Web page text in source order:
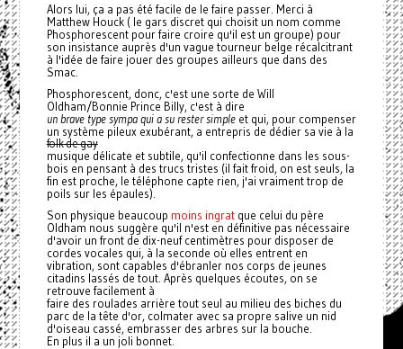
Alors lui, ça a pas été facile de le faire passer. Merci à
Matthew Houck ( le gars discret qui choisit un nom comme
Phosphorescent pour faire croire qu'il est un groupe) pour
son insistance auprès d'un vague tourneur belge récalcitrant
à l'idée de faire jouer des groupes ailleurs que dans des
Smac.
Phosphorescent, donc, c'est une sorte de Will
Oldham/Bonnie Prince Billy, c'est à dire
un brave type sympa qui a su rester simpleet qui, pour compenser
un système pileux exubérant, a entrepris de dédier sa vie à la
folk de gay
musique délicate et subtile, qu'il confectionne dans les sous-
bois en pensant à des trucs tristes (il fait froid, on est seuls, la
fin est proche, le téléphone capte rien, j'ai vraiment trop de
poils sur les épaules).
Son physique beaucoup moins ingratque celui du père
Oldham nous suggère qu'il n'est en définitive pas nécessaire
d'avoir un front de dix-neuf centimètres pour disposer de
cordes vocales qui, à la seconde où elles entrent en
vibration, sont capables d'ébranler nos corps de jeunes
citadins lassés de tout. Après quelques écoutes, on se
retrouve facilement à
faire des roulades arrière tout seul au milieu des biches du
parc de la tête d'or, colmater avec sa propre salive un nid
d'oiseau cassé, embrasser des arbres sur la bouche.
En plus il a un joli bonnet.